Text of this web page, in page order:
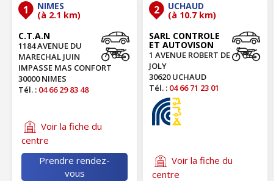
1 NIMES
(à 2.1 km)
C.T.A.N
1184 AVENUE DU
MARECHAL JUIN
IMPASSE MAS CONFORT
30000 NIMES
Tél. : 04 66 29 83 48
Voir la fiche du
centre
Prendre rendez-
vous
2 UCHAUD
(à 10.7 km)
SARL CONTROLE
ET AUTOVISON
1 AVENUE ROBERT DE
JOLY
30620 UCHAUD
Tél. : 04 66 71 23 01
Voir la fiche du
centre